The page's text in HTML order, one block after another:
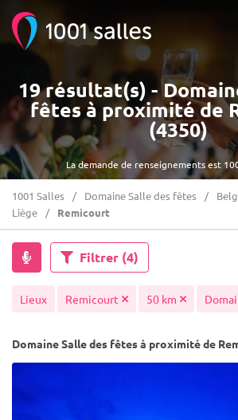
La demande de renseignements est
19 résultat(s) -
fêtes à proximité de
(4350)
1001 Salles Domaine Salle des fêtes
Liège
Remicourt
Filtrer (4)
Lieux Remicourt 50 km
Domaine Salle des fêtes à proximité de